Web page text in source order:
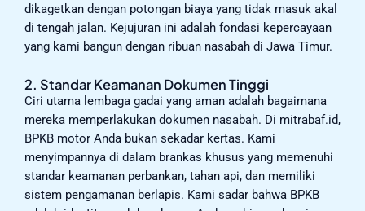
dikagetkan dengan potongan biaya yang tidak masuk akal
di tengah jalan. Kejujuran ini adalah fondasi kepercayaan
yang kami bangun dengan ribuan nasabah di Jawa Timur.
2. Standar Keamanan Dokumen Tinggi
Ciri utama lembaga gadai yang aman adalah bagaimana
mereka memperlakukan dokumen nasabah. Di mitrabaf.id,
BPKB motor Anda bukan sekadar kertas. Kami
menyimpannya di dalam brankas khusus yang memenuhi
standar keamanan perbankan, tahan api, dan memiliki
sistem pengamanan berlapis. Kami sadar bahwa BPKB